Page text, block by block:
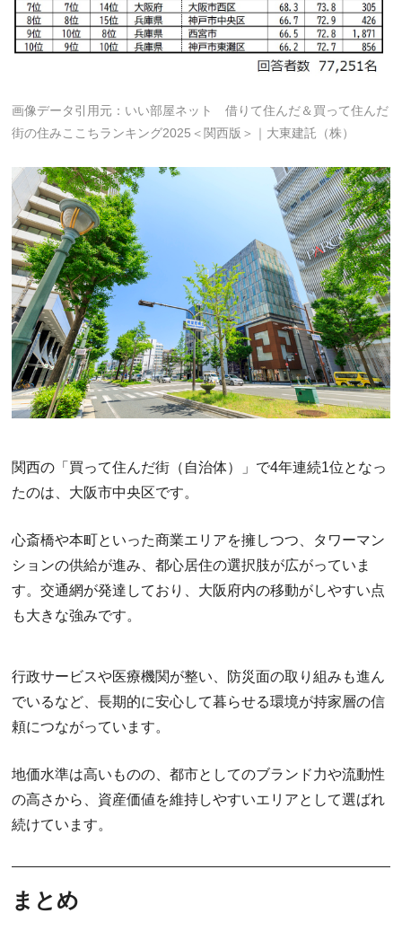
画像データ引用元：いい部屋ネット 借りて住んだ＆買って住んだ
街の住みここちランキング2025＜関西版＞｜大東建託（株）
関西の「買って住んだ街（自治体）」で4年連続1位となっ
たのは、大阪市中央区です。
心斎橋や本町といった商業エリアを擁しつつ、タワーマン
ションの供給が進み、都心居住の選択肢が広がっていま
す。交通網が発達しており、大阪府内の移動がしやすい点
も大きな強みです。
行政サービスや医療機関が整い、防災面の取り組みも進ん
でいるなど、長期的に安心して暮らせる環境が持家層の信
頼につながっています。
地価水準は高いものの、都市としてのブランド力や流動性
の高さから、資産価値を維持しやすいエリアとして選ばれ
続けています。
まとめ